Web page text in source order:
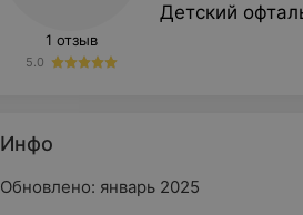
1 отзыв
5.0
Детский
Инфо
Обновлено: январь 2025